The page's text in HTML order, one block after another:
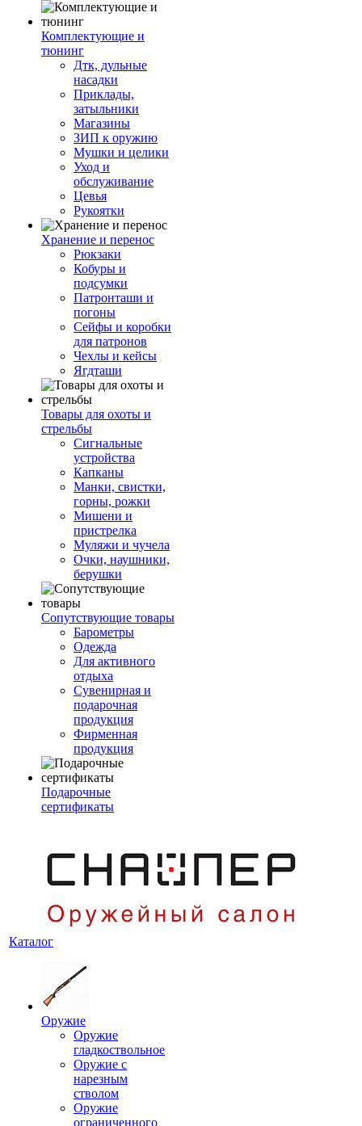
Комплектующие и
тюнинг
Дтк, дульные
насадки
Приклады,
затыльники
Магазины
ЗИП к оружию
Мушки и целики
Уход и
обслуживание
Цевья
Рукоятки
Хранение и перенос
Рюкзаки
Кобуры и
подсумки
Патронташи и
погоны
Сейфы и коробки
для патронов
Чехлы и кейсы
Ягдташи
Товары для охоты и
стрельбы
Сигнальные
устройства
Капканы
Манки, свистки,
горны, рожки
Мишени и
пристрелка
Муляжи и чучела
Очки, наушники,
берушки
Сопутствующие товары
Барометры
Одежда
Для активного
отдыха
Сувенирная и
подарочная
продукция
Фирменная
продукция
Подарочные
сертификаты
Каталог
Оружие
Оружие
гладкоствольное
Оружие с
нарезным
стволом
Оружие
ограниченного